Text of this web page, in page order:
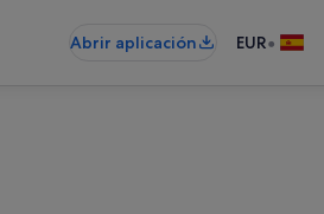
Abrir aplicación EUR•